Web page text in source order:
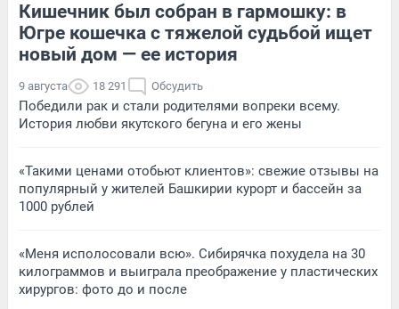
Кишечник был собран в гармошку: в
Югре кошечка с тяжелой судьбой ищет
новый дом — ее история
9 августа 18 291 Обсудить
Победили рак и стали родителями вопреки всему.
История любви якутского бегуна и его жены
«Такими ценами отобьют клиентов»: свежие отзывы на
популярный у жителей Башкирии курорт и бассейн за
1000 рублей
«Меня исполосовали всю». Сибирячка похудела на 30
килограммов и выиграла преображение у пластических
хирургов: фото до и после